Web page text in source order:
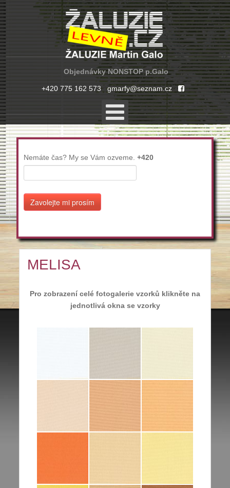
Objednávky NONSTOP p.Galo
+420 775 162 573 gmarfy@seznam.cz
Nemáte čas? My se Vám ozveme. +420
MELISA
Pro zobrazení celé fotogalerie vzorků klikněte na
jednotlivá okna se vzorky